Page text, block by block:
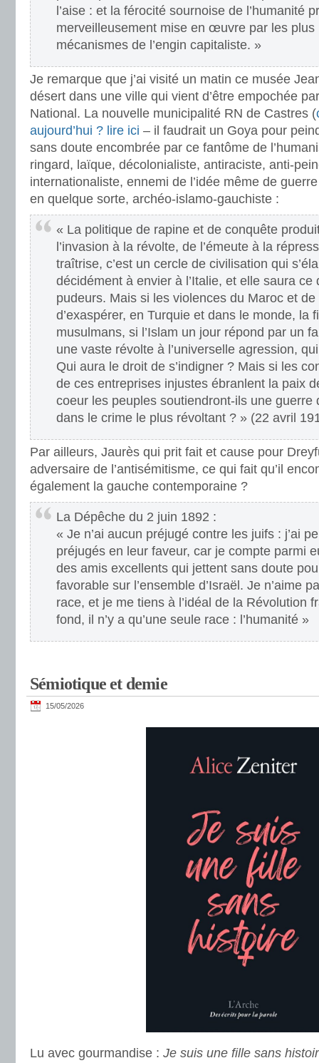
l’aise : et la férocité sournoise de l’humanité
merveilleusement mise en œuvre par les plus
mécanismes de l’engin capitaliste. »
Je remarque que j’ai visité un matin ce musée
désert dans une ville qui vient d’être empochée
National. La nouvelle municipalité RN de Castres (
aujourd’hui ? lire ici – il faudrait un Goya pour
sans doute encombrée par ce fantôme de
ringard, laïque, décolonialiste, antiraciste, anti-
internationaliste, ennemi de l’idée même de
en quelque sorte, archéo-islamo-gauchiste :
« La politique de rapine et de conquête
l’invasion à la révolte, de l’émeute à la
traîtrise, c’est un cercle de civilisation qui
décidément à envier à l’Italie, et elle saura ce
pudeurs. Mais si les violences du Maroc et
d’exaspérer, en Turquie et dans le monde, la
musulmans, si l’Islam un jour répond par un
une vaste révolte à l’universelle agression,
Qui aura le droit de s’indigner ? Mais si les
de ces entreprises injustes ébranlent la paix
coeur les peuples soutiendront-ils une guerre
dans le crime le plus révoltant ? » (22 avril
Par ailleurs, Jaurès qui prit fait et cause pour
adversaire de l’antisémitisme, ce qui fait qu’il
également la gauche contemporaine ?
La Dépêche du 2 juin 1892 :
« Je n’ai aucun préjugé contre les juifs : j’ai
préjugés en leur faveur, car je compte parmi
des amis excellents qui jettent sans doute
favorable sur l’ensemble d’Israël. Je n’aime
race, et je me tiens à l’idéal de la Révolution
fond, il n’y a qu’une seule race : l’humanité »
Sémiotique et demie
15/05/2026
Lu avec gourmandise : Je suis une fille sans